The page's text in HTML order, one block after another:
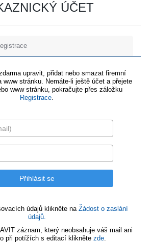
ÚČET
upravit, přidat nebo smazat firemní
www stránku. Nemáte-li ještě účet a přejete
www stránku, pokračujte přes záložku
Registrace.
údajů klikněte na Žádost o zaslání
údajů.
záznam, který neobsahuje váš mail ani
při potížích s editací klikněte zde.